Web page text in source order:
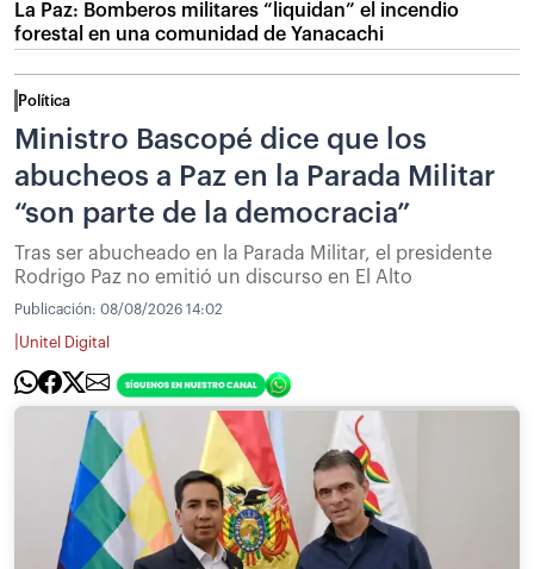
La Paz: Bomberos militares “liquidan” el incendio
forestal en una comunidad de Yanacachi
Política
Ministro Bascopé dice que los
abucheos a Paz en la Parada Militar
“son parte de la democracia”
Tras ser abucheado en la Parada Militar, el presidente
Rodrigo Paz no emitió un discurso en El Alto
Publicación: 08/08/2026 14:02
Unitel Digital